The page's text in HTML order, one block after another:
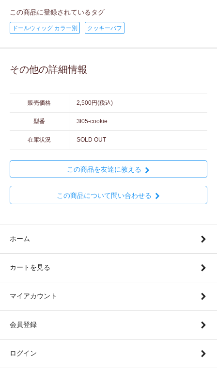
この商品に登録されているタグ
ドールウィッグ カラー別 クッキーバフ
その他の詳細情報
販売価格 2,500円(税込)
型番 3t05-cookie
在庫状況 SOLD OUT
この商品を友達に教える
この商品について問い合わせる
ホーム
カートを見る
マイアカウント
会員登録
ログイン